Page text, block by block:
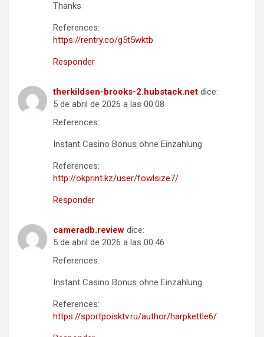
Thanks
References:
https://rentry.co/g5t5wktb
Responder
therkildsen-brooks-2.hubstack.net dice:
5 de abril de 2026 a las 00:08
References:
Instant Casino Bonus ohne Einzahlung
References:
http://okprint.kz/user/fowlsize7/
Responder
cameradb.review dice:
5 de abril de 2026 a las 00:46
References:
Instant Casino Bonus ohne Einzahlung
References:
https://sportpoisktv.ru/author/harpkettle6/